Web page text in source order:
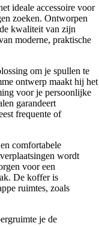
ideale accessoire voor
zoeken. Ontworpen
kwaliteit van zijn
moderne, praktische
om je spullen te
ontwerp maakt hij het
voor je persoonlijke
garandeert
frequente of
comfortabele
wordt
voor een
De koffer is
ruimtes, zoals
je de